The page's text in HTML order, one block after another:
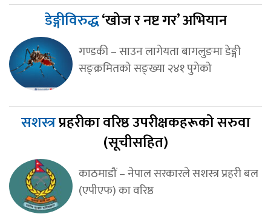
डेङ्गीविरुद्ध‘खोज र नष्ट गर’ अभियान
गण्डकी – साउन लागेयता बागलुङमा डेङ्गी
सङ्क्रमितको सङ्ख्या २४१ पुगेको
सशस्त्रप्रहरीका वरिष्ठ उपरीक्षकहरूको सरुवा
(सूचीसहित)
काठमाडौं – नेपाल सरकारले सशस्त्र प्रहरी बल
(एपीएफ) का वरिष्ठ